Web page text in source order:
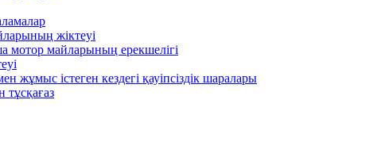
жіктеуі
майларының ерекшелігі
жұмыс істеген кездегі қауіпсіздік шаралары
тұсқағаз